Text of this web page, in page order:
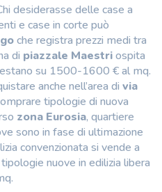
desiderasse delle case a
e case in corte può
che registra prezzi medi tra
di piazzale Maestriospita
su 1500-1600 € al mq.
anche nell’area di via
tipologie di nuova
zona Eurosia, quartiere
sono in fase di ultimazione
convenzionata si vende a
nuove in edilizia libera